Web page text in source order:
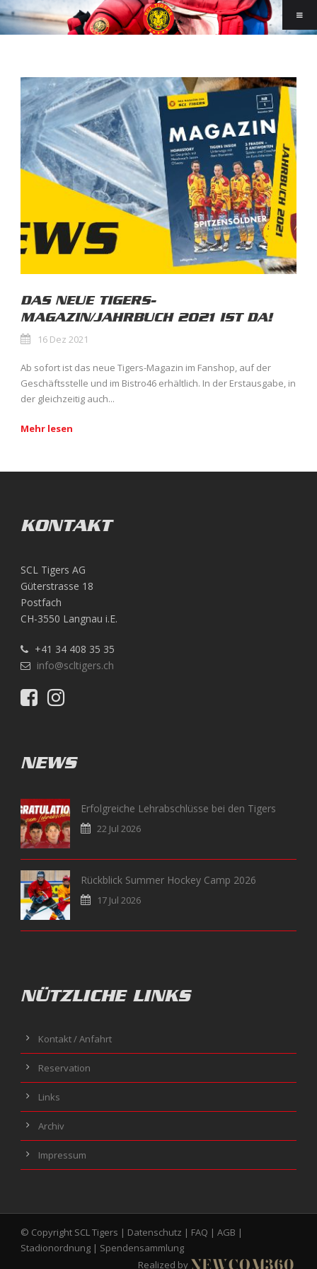
DAS NEUE TIGERS-
MAGAZIN/JAHRBUCH 2021 IST DA!
16 Dez 2021
Ab sofort ist das neue Tigers-Magazin im Fanshop, auf der
Geschäftsstelle und im Bistro46 erhältlich. In der Erstausgabe, in
der gleichzeitig auch...
Mehr lesen
KONTAKT
SCL Tigers AG
Güterstrasse 18
Postfach
CH-3550 Langnau i.E.
+41 34 408 35 35
info@scltigers.ch
NEWS
Erfolgreiche Lehrabschlüsse bei den Tigers
22 Jul 2026
Rückblick Summer Hockey Camp 2026
17 Jul 2026
NÜTZLICHE LINKS
Kontakt / Anfahrt
Reservation
Links
Archiv
Impressum
© Copyright SCL Tigers | Datenschutz | FAQ | AGB |
Stadionordnung | Spendensammlung
Realized by